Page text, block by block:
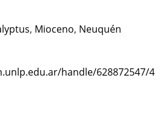
, Mioceno, Neuquén
handle/628872547/4